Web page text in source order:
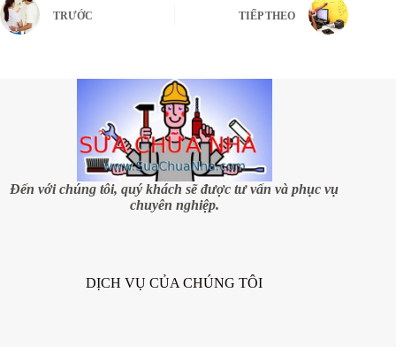
TRƯỚC TIẾP THEO
Đến với chúng tôi, quý khách sẽ được tư vấn và phục vụ
chuyên nghiệp.
DỊCH VỤ CỦA CHÚNG TÔI